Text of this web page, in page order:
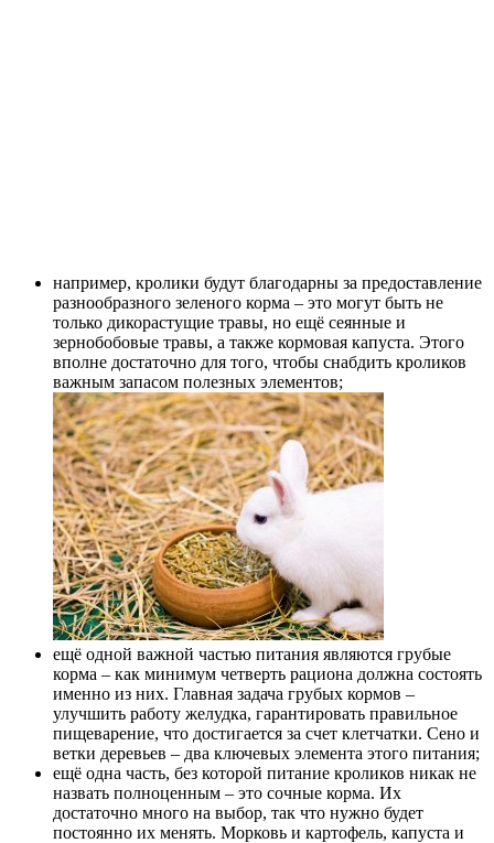
например, кролики будут благодарны за предоставление
разнообразного зеленого корма – это могут быть не
только дикорастущие травы, но ещё сеянные и
зернобобовые травы, а также кормовая капуста. Этого
вполне достаточно для того, чтобы снабдить кроликов
важным запасом полезных элементов;
ещё одной важной частью питания являются грубые
корма – как минимум четверть рациона должна состоять
именно из них. Главная задача грубых кормов –
улучшить работу желудка, гарантировать правильное
пищеварение, что достигается за счет клетчатки. Сено и
ветки деревьев – два ключевых элемента этого питания;
ещё одна часть, без которой питание кроликов никак не
назвать полноценным – это сочные корма. Их
достаточно много на выбор, так что нужно будет
постоянно их менять. Морковь и картофель, капуста и